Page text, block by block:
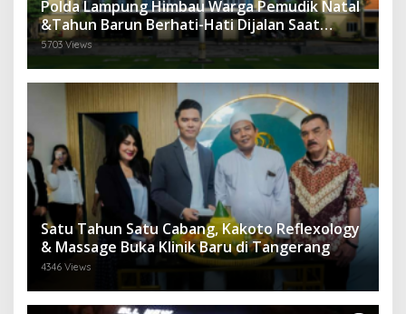
Polda Lampung Himbau Warga Pemudik Natal
&Tahun Barun Berhati-Hati Dijalan Saat
Melintas di -Titik Rawan Kecelakaan
5703 Views
Satu Tahun Satu Cabang, Kakoto Reflexology
& Massage Buka Klinik Baru di Tangerang
4346 Views